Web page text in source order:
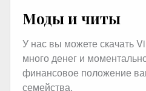
Моды и читы
У нас вы можете скачать
много денег и
финансовое положение
семейства.